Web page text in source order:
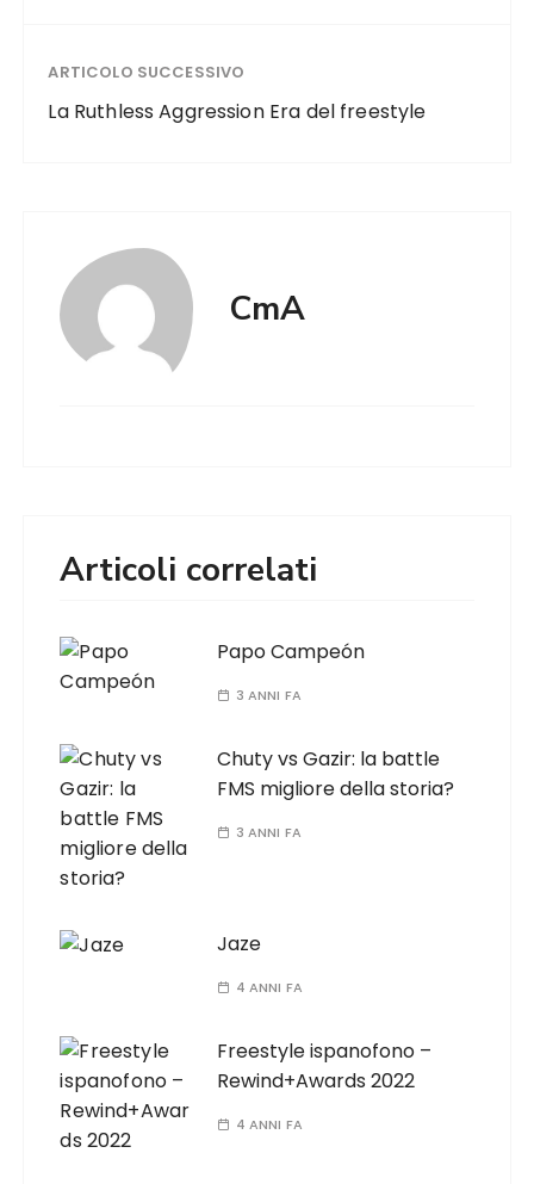
ARTICOLO SUCCESSIVO
La Ruthless Aggression Era del freestyle
CmA
Articoli correlati
Papo Campeón
3 ANNI FA
Chuty vs Gazir: la battle
FMS migliore della storia?
3 ANNI FA
Jaze
4 ANNI FA
Freestyle ispanofono –
Rewind+Awards 2022
4 ANNI FA